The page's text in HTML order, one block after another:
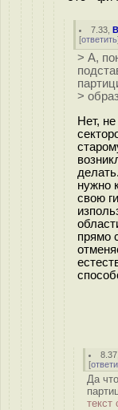
7.33 ,
[ответить
> А,
>
Нет,
нужно
свою
прямо
8.37
[
Да
текст